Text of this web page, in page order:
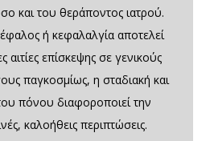
και του θεράποντος ιατρού.
ή κεφαλαλγία αποτελεί
αιτίες επίσκεψης σε γενικούς
παγκοσμίως, η σταδιακή και
πόνου διαφοροποιεί την
καλοήθεις περιπτώσεις.